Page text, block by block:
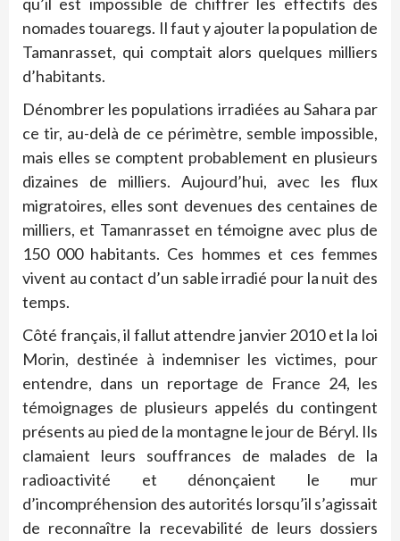
nomades touaregs. Il faut y ajouter la population de
Tamanrasset, qui comptait alors quelques milliers
d’habitants.
Dénombrer les populations irradiées au Sahara par
ce tir, au-delà de ce périmètre, semble impossible,
mais elles se comptent probablement en plusieurs
dizaines de milliers. Aujourd’hui, avec les flux
migratoires, elles sont devenues des centaines de
milliers, et Tamanrasset en témoigne avec plus de
150 000 habitants. Ces hommes et ces femmes
vivent au contact d’un sable irradié pour la nuit des
temps.
Côté français, il fallut attendre janvier 2010 et la loi
Morin, destinée à indemniser les victimes, pour
entendre, dans un reportage de France 24, les
témoignages de plusieurs appelés du contingent
présents au pied de la montagne le jour de Béryl. Ils
clamaient leurs souffrances de malades de la
radioactivité et dénonçaient le mur
d’incompréhension des autorités lorsqu’il s’agissait
de reconnaître la recevabilité de leurs dossiers